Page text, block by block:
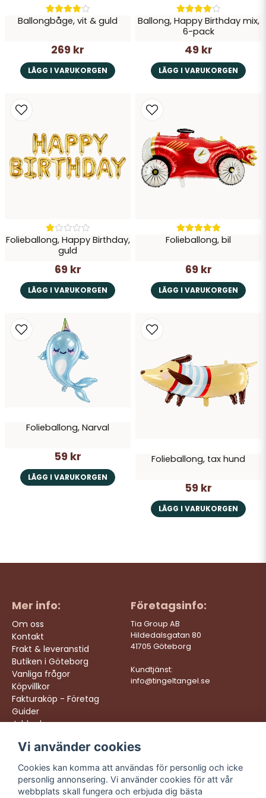
Skicka fråga
Ballongbåge, vit & guld
269 kr
LÄGG I VARUKORGEN
Ballong, Happy Birthday mix,
6-pack
49 kr
LÄGG I VARUKORGEN
Folieballong, Happy Birthday,
guld
69 kr
LÄGG I VARUKORGEN
Folieballong, bil
69 kr
LÄGG I VARUKORGEN
Folieballong, Narval
59 kr
LÄGG I VARUKORGEN
Folieballong, tax hund
59 kr
LÄGG I VARUKORGEN
Mer info:
Om oss
Kontakt
Frakt & leveranstid
Butiken i Göteborg
Vanliga frågor
Köpvillkor
Fakturaköp - Företag
Guider
Jobba hos oss
Företagsinfo:
Tia Group AB
Hildedalsgatan 80
41705 Göteborg
Kundtjänst:
info@tingeltangel.se
Följ oss:
Instagram
Facebook
Vi levererar:
Snabba leveranser
Trygga köp
Fri frakt över 499:-
Vi använder cookies
Cookies kan komma att användas för personlig och icke
personlig annonsering. Vi använder cookies för att vår
webbplats skall fungera och erbjuda dig bästa